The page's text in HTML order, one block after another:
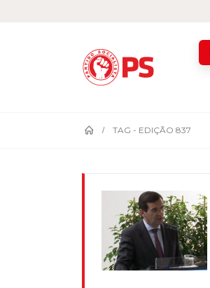
TAG - EDIÇÃO 837